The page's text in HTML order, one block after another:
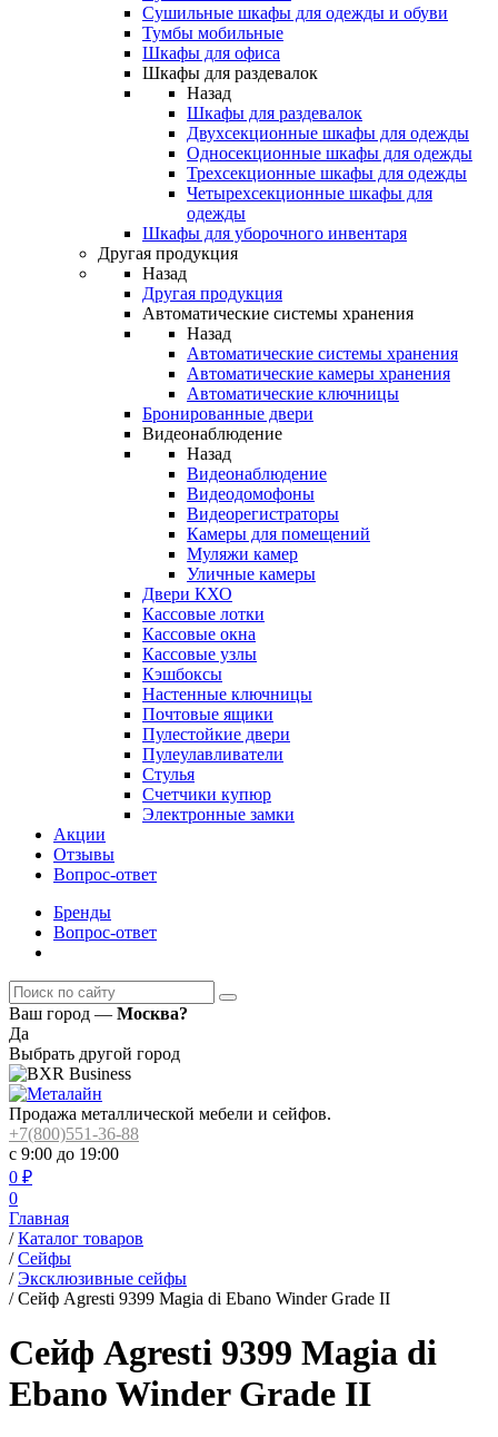
Сушильные шкафы для одежды и обуви
Тумбы мобильные
Шкафы для офиса
Шкафы для раздевалок
Назад
Шкафы для раздевалок
Двухсекционные шкафы для одежды
Односекционные шкафы для одежды
Трехсекционные шкафы для одежды
Четырехсекционные шкафы для
одежды
Шкафы для уборочного инвентаря
Другая продукция
Назад
Другая продукция
Автоматические системы хранения
Назад
Автоматические системы хранения
Автоматические камеры хранения
Автоматические ключницы
Бронированные двери
Видеонаблюдение
Назад
Видеонаблюдение
Видеодомофоны
Видеорегистраторы
Камеры для помещений
Муляжи камер
Уличные камеры
Двери КХО
Кассовые лотки
Кассовые окна
Кассовые узлы
Кэшбоксы
Настенные ключницы
Почтовые ящики
Пулестойкие двери
Пулеулавливатели
Стулья
Счетчики купюр
Электронные замки
Акции
Отзывы
Вопрос-ответ
Бренды
Вопрос-ответ
Ваш город — Москва?
Да
Выбрать другой город
Продажа металлической мебели и сейфов.
+7(800)551-36-88
с 9:00 до 19:00
0 ₽
0
Главная
/ Каталог товаров
/ Сейфы
/ Эксклюзивные сейфы
/ Сейф Agresti 9399 Magia di Ebano Winder Grade II
Сейф Agresti 9399 Magia di
Ebano Winder Grade II